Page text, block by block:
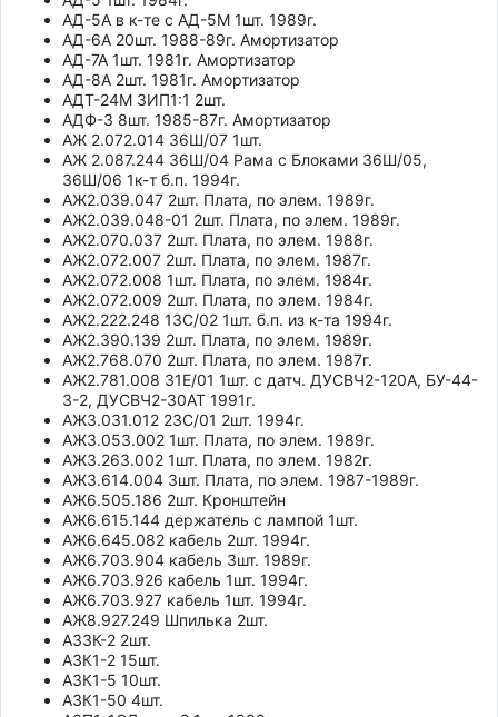
АД-5А в к-те с АД-5М 1шт. 1989г.
АД-6А 20шт. 1988-89г. Амортизатор
АД-7А 1шт. 1981г. Амортизатор
АД-8А 2шт. 1981г. Амортизатор
АДТ-24М ЗИП1:1 2шт.
АДФ-3 8шт. 1985-87г. Амортизатор
АЖ 2.072.014 36Ш/07 1шт.
АЖ 2.087.244 36Ш/04 Рама с Блоками 36Ш/05,
36Ш/06 1к-т б.п. 1994г.
АЖ2.039.047 2шт. Плата, по элем. 1989г.
АЖ2.039.048-01 2шт. Плата, по элем. 1989г.
АЖ2.070.037 2шт. Плата, по элем. 1988г.
АЖ2.072.007 2шт. Плата, по элем. 1987г.
АЖ2.072.008 1шт. Плата, по элем. 1984г.
АЖ2.072.009 2шт. Плата, по элем. 1984г.
АЖ2.222.248 13С/02 1шт. б.п. из к-та 1994г.
АЖ2.390.139 2шт. Плата, по элем. 1989г.
АЖ2.768.070 2шт. Плата, по элем. 1987г.
АЖ2.781.008 31Е/01 1шт. с датч. ДУСВЧ2-120А, БУ-44-
3-2, ДУСВЧ2-30АТ 1991г.
АЖ3.031.012 23С/01 2шт. 1994г.
АЖ3.053.002 1шт. Плата, по элем. 1989г.
АЖ3.263.002 1шт. Плата, по элем. 1982г.
АЖ3.614.004 3шт. Плата, по элем. 1987-1989г.
АЖ6.505.186 2шт. Кронштейн
АЖ6.615.144 держатель с лампой 1шт.
АЖ6.645.082 кабель 2шт. 1994г.
АЖ6.703.904 кабель 3шт. 1989г.
АЖ6.703.926 кабель 1шт. 1994г.
АЖ6.703.927 кабель 1шт. 1994г.
АЖ8.927.249 Шпилька 2шт.
АЗЗК-2 2шт.
АЗК1-2 15шт.
АЗК1-5 10шт.
АЗК1-50 4шт.